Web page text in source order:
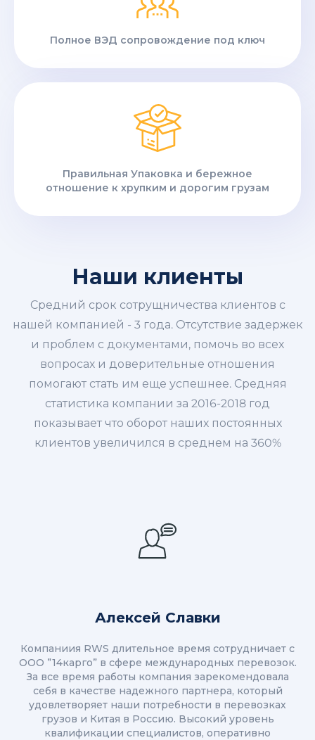
Полное ВЭД сопровождение под ключ
Правильная Упаковка и бережное
отношение к хрупким и дорогим грузам
Наши клиенты
Средний срок сотрущничества клиентов с
нашей компанией - 3 года. Отсутствие задержек
и проблем с документами, помочь во всех
вопросах и доверительные отношения
помогают стать им еще успешнее. Средняя
статистика компании за 2016-2018 год
показывает что оборот наших постоянных
клиентов увеличился в среднем на 360%
Алексей Славки
Компаниия RWS длительное время сотрудничает с
ООО ”14карго” в сфере международных перевозок.
За все время работы компания зарекомендовала
себя в качестве надежного партнера, который
удовлетворяет наши потребности в перевозках
грузов и Китая в Россию. Высокий уровень
квалификации специалистов, оперативно